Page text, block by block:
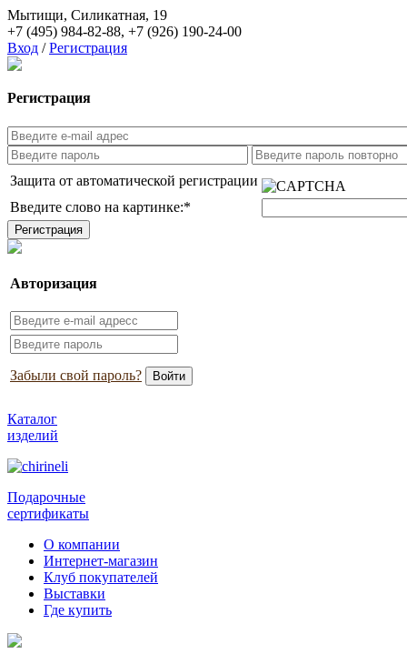
Мытищи, Силикатная, 19
+7 (495) 984-82-88, +7 (926) 190-24-00
Вход / Регистрация
Регистрация
Защита от автоматической регистрации
Введите слово на картинке:*
Авторизация
Забыли свой пароль?
Каталог
изделий
Подарочные
сертификаты
О компании
Интернет-магазин
Клуб покупателей
Выставки
Где купить